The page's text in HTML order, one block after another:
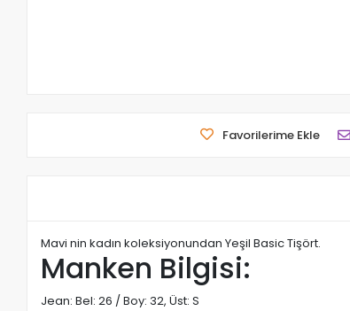
Favorilerime Ekle
Mavi nin kadın koleksiyonundan Yeşil Basic Tişört.
Manken Bilgisi:
Jean: Bel: 26 / Boy: 32, Üst: S